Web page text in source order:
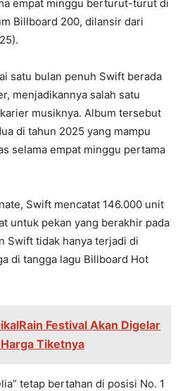
empat minggu berturut-turut di
Billboard 200, dilansir dari
satu bulan penuh Swift berada
menjadikannya salah satu
musiknya. Album tersebut
di tahun 2025 yang mampu
selama empat minggu pertama
Swift mencatat 146.000 unit
untuk pekan yang berakhir pada
Swift tidak hanya terjadi di
di tangga lagu Billboard Hot
Festival Akan Digelar
Tiketnya
tetap bertahan di posisi No. 1